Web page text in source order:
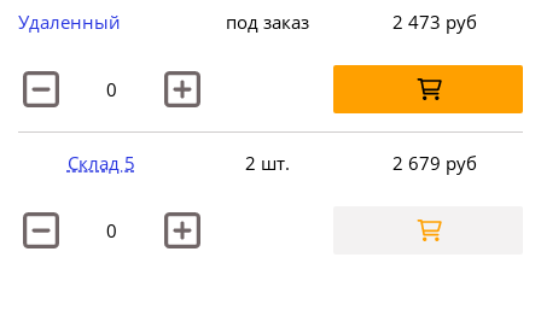
Удаленный под заказ 2 473 руб
Склад 5 2 шт. 2 679 руб